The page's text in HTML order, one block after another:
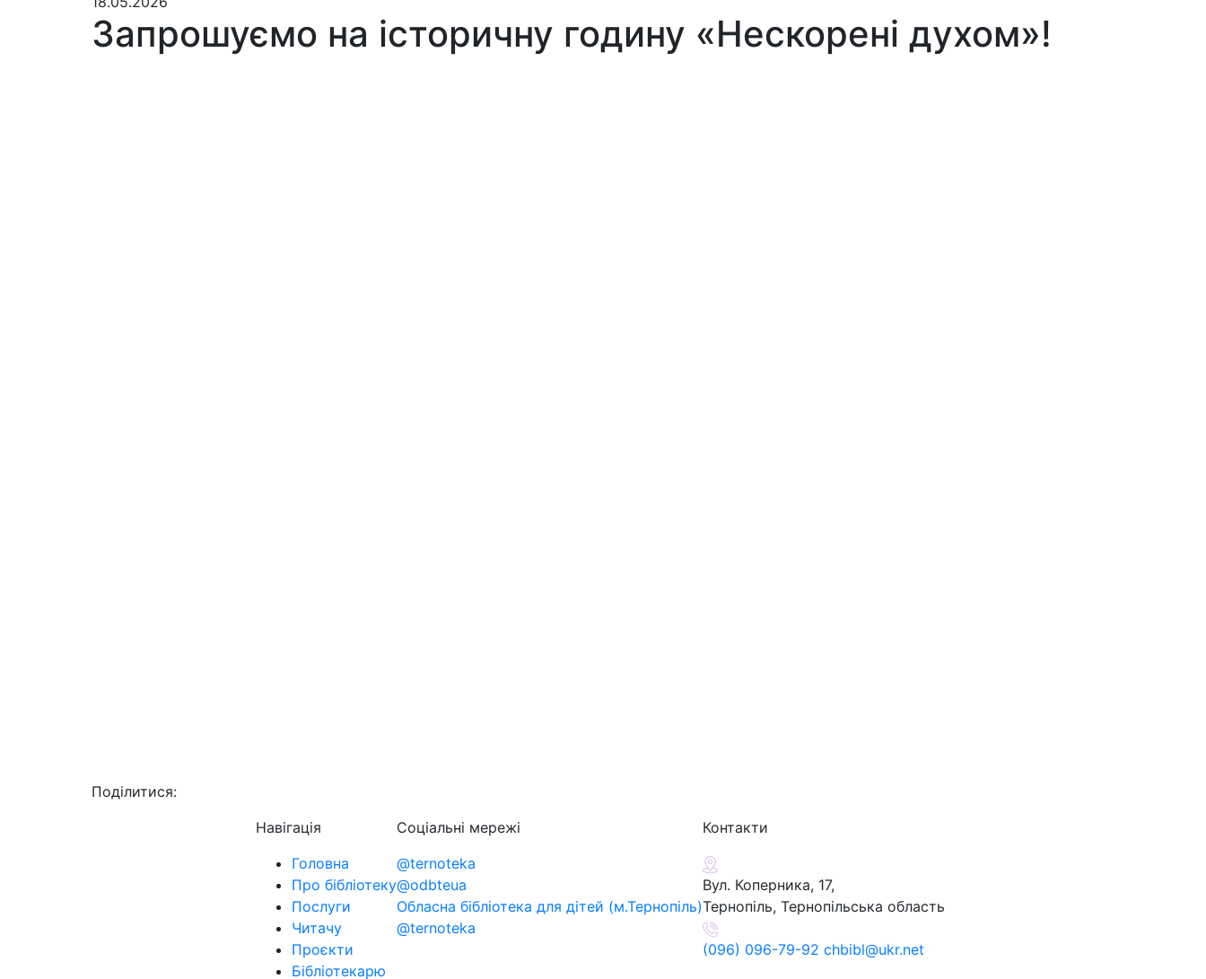
Запрошуємо на історичну годину «Нескорені духом»!
Поділитися:
Навігація
Головна
Про бібліотеку
Послуги
Читачу
Проєкти
Бібліотекарю
Соціальні мережі
@ternoteka
@odbteua
Обласна бібліотека для дітей (м.Тернопіль)
@ternoteka
Контакти
Вул. Коперника, 17,
Тернопіль, Тернопільська область
(096) 096-79-92 chbibl@ukr.net